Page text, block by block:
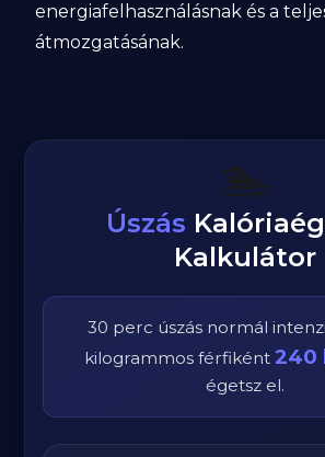
energiafelhasználásnak és a
átmozgatásának.
🏊
Úszás
Kalkulátor
30 perc úszás normál
kilogrammos férfiként 240
égetsz el.